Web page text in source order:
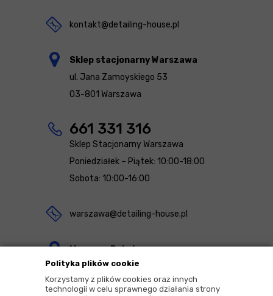
Polityka plików cookie
Korzystamy z plików cookies oraz innych
technologii w celu sprawnego działania strony
kontakt@detailing-house.pl
Sklep stacjonarny Warszawa
ul. Jana Zamoyskiego 53
03-801 Warszawa
661 331 316
Sklep Stacjonarny Warszawa
Poniedziałek – Piątek: 10:00-18:00
Sobota: 10:00-16:00
warszawa@detailing-house.pl
Magazyn Rekcin
Nomos Sp. z o.o. sp.k.
ul. Agrestowa 1